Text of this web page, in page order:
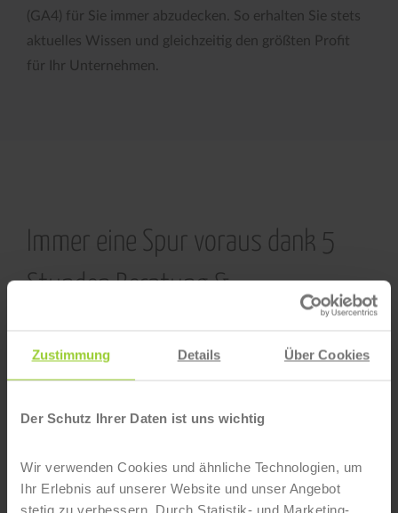
Zustimmung Details Über Cookies
Der Schutz Ihrer Daten ist uns wichtig
Wir verwenden Cookies und ähnliche Technologien, um
Ihr Erlebnis auf unserer Website und unser Angebot
stetig zu verbessern. Durch Statistik- und Marketing-
(GA4) für Sie immer abzudecken. So erhalten Sie stets
aktuelles Wissen und gleichzeitig den größten Profit
für Ihr Unternehmen.
Immer eine Spur voraus dank 5
Stunden Beratung &
dieses Versprechen können wir Ihnen dank der
Google Analytics 4 (GA4) Experten geben – und das
ganze 5 Stunden lang. Dabei gilt: Inklusive, direkt,